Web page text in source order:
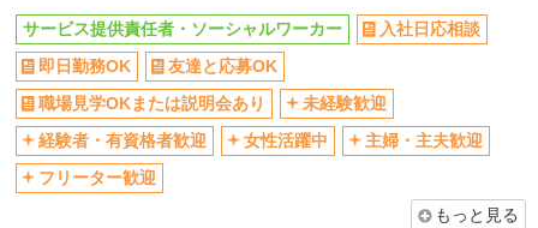
サービス提供責任者・ソーシャルワーカー
入社日応相談
即日勤務OK
友達と応募OK
職場見学OKまたは説明会あり
未経験歓迎
経験者・有資格者歓迎
女性活躍中
主婦・主夫歓迎
フリーター歓迎
もっと見る